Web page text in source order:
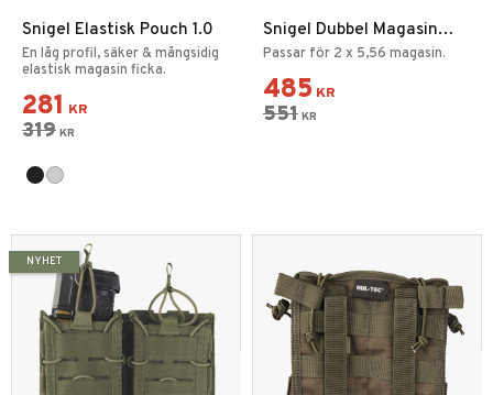
Snigel Elastisk Pouch 1.0
En låg profil, säker & mångsidig
elastisk magasin ficka.
281 KR
319 KR
Snigel Dubbel Magasin
ficka Pouch 5.56 / 7.62
Passar för 2 x 5,56 magasin.
485 KR
551 KR
NYHET